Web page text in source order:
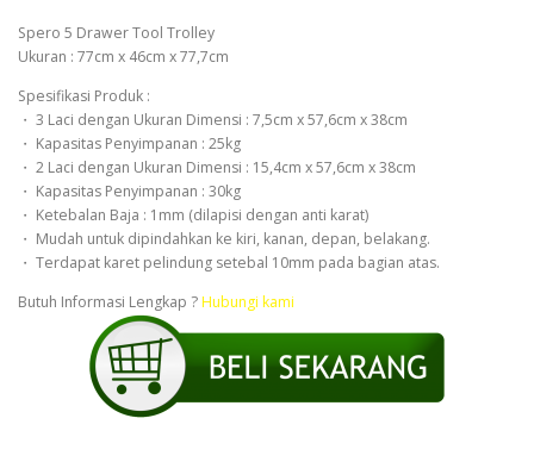
Spero 5 Drawer Tool Trolley
Ukuran : 77cm x 46cm x 77,7cm
Spesifikasi Produk :
・ 3 Laci dengan Ukuran Dimensi : 7,5cm x 57,6cm x 38cm
・ Kapasitas Penyimpanan : 25kg
・ 2 Laci dengan Ukuran Dimensi : 15,4cm x 57,6cm x 38cm
・ Kapasitas Penyimpanan : 30kg
・ Ketebalan Baja : 1mm (dilapisi dengan anti karat)
・ Mudah untuk dipindahkan ke kiri, kanan, depan, belakang.
・ Terdapat karet pelindung setebal 10mm pada bagian atas.
Butuh Informasi Lengkap ?Hubungi kami